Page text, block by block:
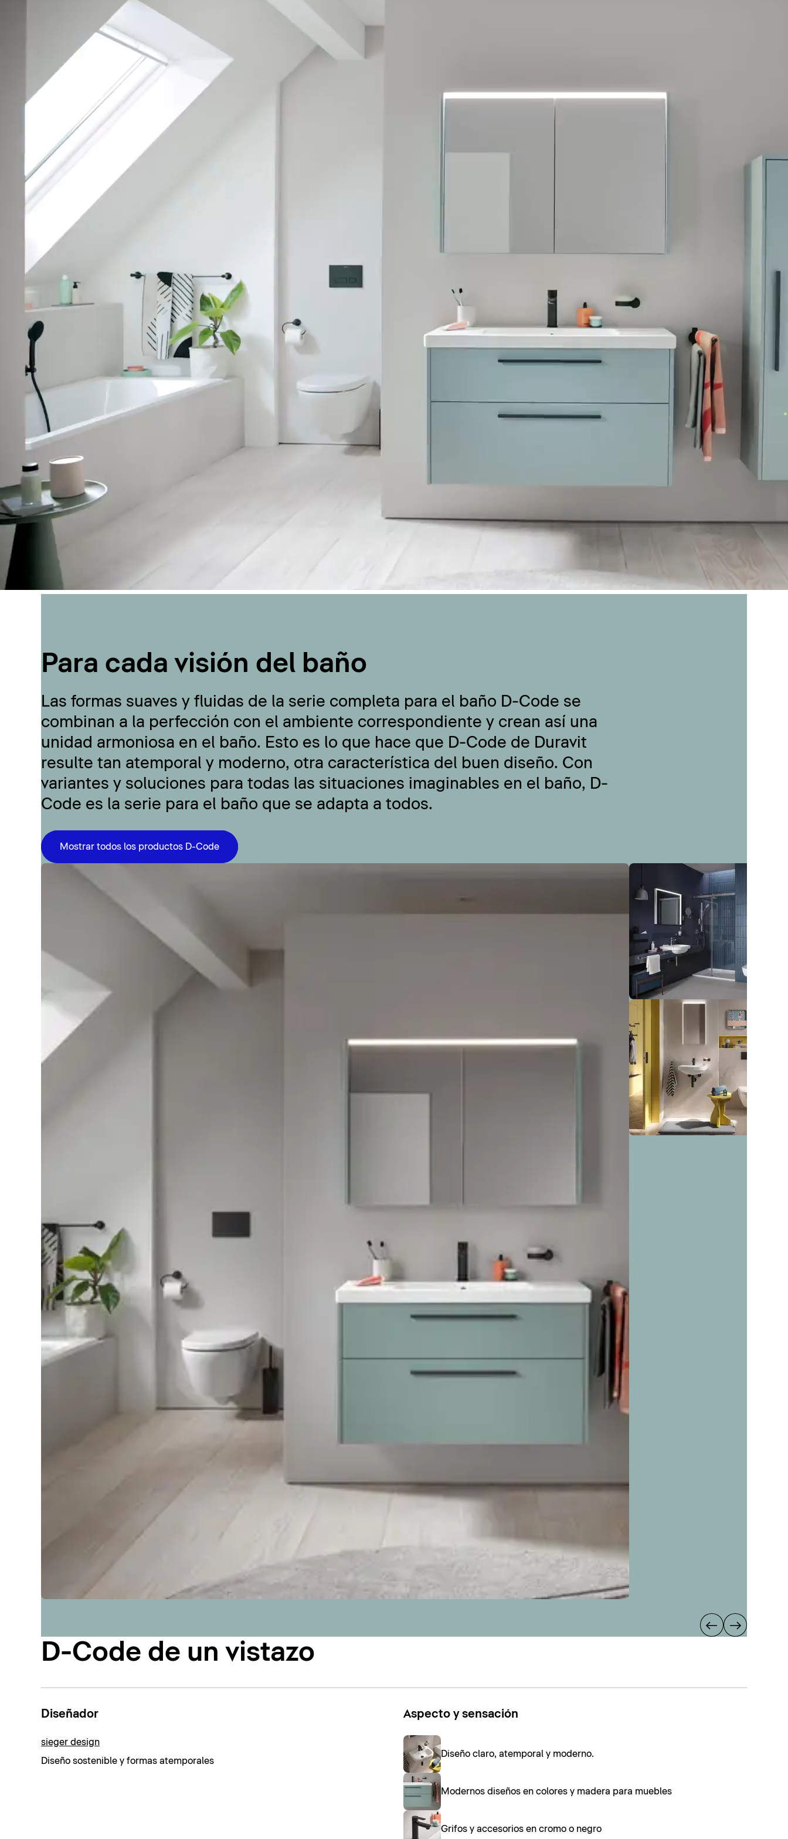
Para cada visión del baño
Las formas suaves y fluidas de la serie completa para el baño D-Code se
combinan a la perfección con el ambiente correspondiente y crean así una
unidad armoniosa en el baño. Esto es lo que hace que D-Code de Duravit
resulte tan atemporal y moderno, otra característica del buen diseño. Con
variantes y soluciones para todas las situaciones imaginables en el baño, D-
Code es la serie para el baño que se adapta a todos.
Mostrar todos los productos D-Code
D-Code de un vistazo
Diseñador
sieger design
Diseño sostenible y formas atemporales
Aspecto y sensación
Diseño claro, atemporal y moderno.
Modernos diseños en colores y madera para muebles
Grifos y accesorios en cromo o negro